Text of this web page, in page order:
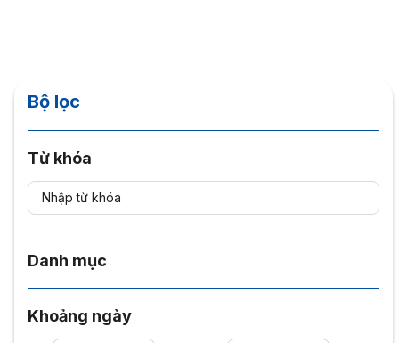
Bộ lọc
Từ khóa
Danh mục
Khoảng ngày